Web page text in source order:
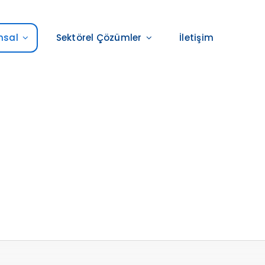
Sektörel Çözümler İletişim